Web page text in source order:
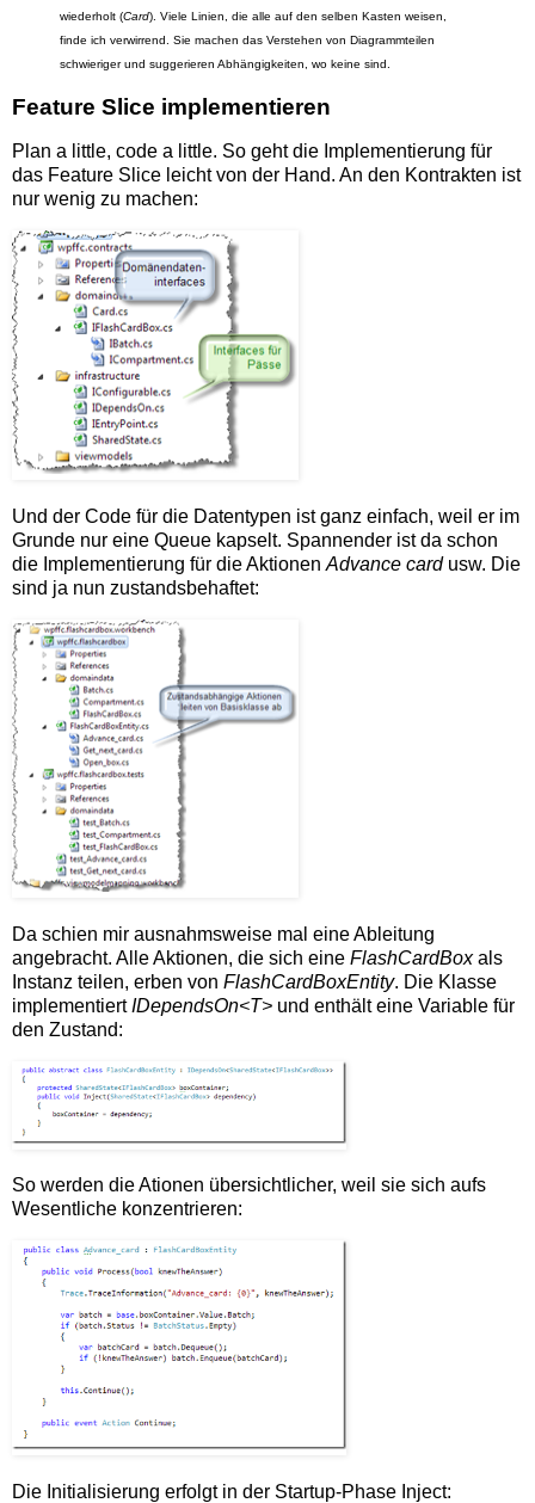
wiederholt (Card). Viele Linien, die alle auf den selben Kasten weisen,
finde ich verwirrend. Sie machen das Verstehen von Diagrammteilen
schwieriger und suggerieren Abhängigkeiten, wo keine sind.
Feature Slice implementieren
Plan a little, code a little. So geht die Implementierung für
das Feature Slice leicht von der Hand. An den Kontrakten ist
nur wenig zu machen:
Und der Code für die Datentypen ist ganz einfach, weil er im
Grunde nur eine Queue kapselt. Spannender ist da schon
die Implementierung für die Aktionen Advance cardusw. Die
sind ja nun zustandsbehaftet:
Da schien mir ausnahmsweise mal eine Ableitung
angebracht. Alle Aktionen, die sich eine FlashCardBoxals
Instanz teilen, erben von FlashCardBoxEntity. Die Klasse
implementiertIDependsOn<T> und enthält eine Variable für
den Zustand:
So werden die Ationen übersichtlicher, weil sie sich aufs
Wesentliche konzentrieren:
Die Initialisierung erfolgt in der Startup-Phase Inject: